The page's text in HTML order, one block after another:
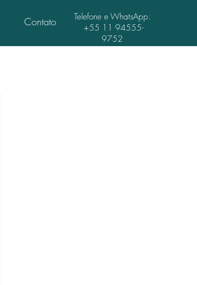
Contato
Telefone e WhatsApp:
+55 11 94555-
9752